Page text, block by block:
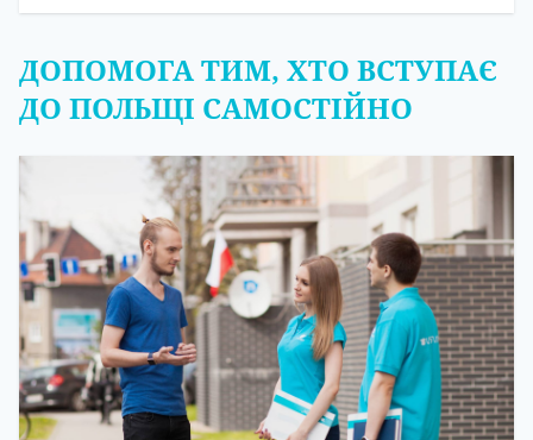
ДОПОМОГА ТИМ, ХТО ВСТУПАЄ
ДО ПОЛЬЩІ САМОСТІЙНО